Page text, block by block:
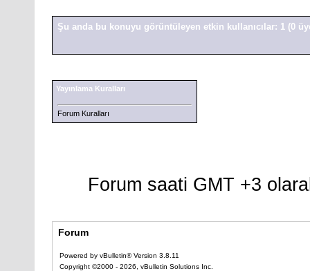
Şu anda bu konuyu görüntüleyen etkin kullanıcılar: 1 (0
Yayınlama Kuralları
Forum Kuralları
Forum saati GMT +3
Forum
Powered by vBulletin® Version 3.8.11
Copyright ©2000 - 2026, vBulletin Solutions Inc.